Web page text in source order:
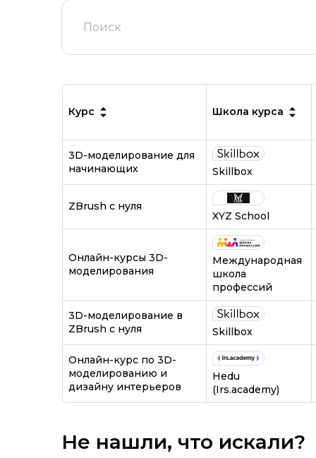
Подходит новичкам
Курс Школа курса
3D-моделирование для
начинающих
Skillbox
ZBrush с нуля
XYZ School
Онлайн-курсы 3D-
моделирования
Международная
школа
профессий
3D-моделирование в
ZBrush с нуля
Skillbox
Онлайн-курс по 3D-
моделированию и
дизайну интерьеров
Hedu
(Irs.academy)
Не нашли, что искали?